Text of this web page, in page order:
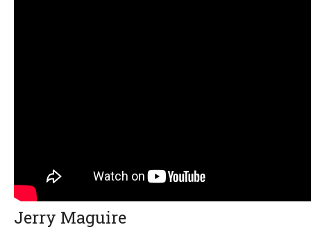
Jerry Maguire